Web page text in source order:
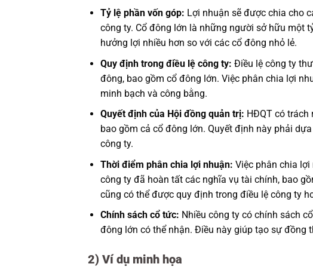
Tỷ lệ phần vốn góp: Lợi nhuận sẽ được chia cho
công ty. Cổ đông lớn là những người sở hữu một
hưởng lợi nhiều hơn so với các cổ đông nhỏ lẻ.
Quy định trong điều lệ công ty: Điều lệ công ty
đông, bao gồm cổ đông lớn. Việc phân chia lợi
minh bạch và công bằng.
Quyết định của Hội đồng quản trị: HĐQT có trách
bao gồm cả cổ đông lớn. Quyết định này phải
công ty.
Thời điểm phân chia lợi nhuận: Việc phân chia
công ty đã hoàn tất các nghĩa vụ tài chính, bao
cũng có thể được quy định trong điều lệ công ty
Chính sách cổ tức: Nhiều công ty có chính sách
đông lớn có thể nhận. Điều này giúp tạo sự đồng
2) Ví dụ minh họa